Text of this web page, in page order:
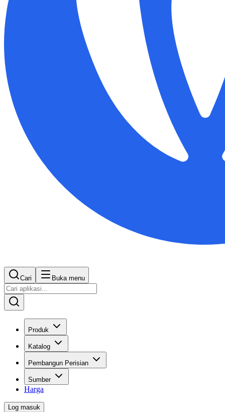
Cari Buka menu
Produk
Katalog
Pembangun Perisian
Sumber
Harga
Log masuk